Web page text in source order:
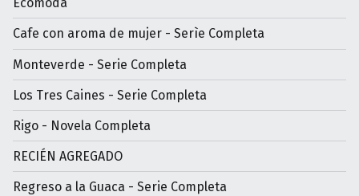
Ecomoda
Cafe con aroma de mujer - Serìe Completa
Monteverde - Serie Completa
Los Tres Caines - Serie Completa
Rigo - Novela Completa
RECIÉN AGREGADO
Regreso a la Guaca - Serie Completa